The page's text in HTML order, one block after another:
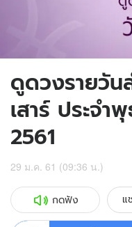
ดูดวงรายวัน
เสาร์ ประจำ
2561
29 ม.ค. 61 (09:36 น.)
กดฟัง แ